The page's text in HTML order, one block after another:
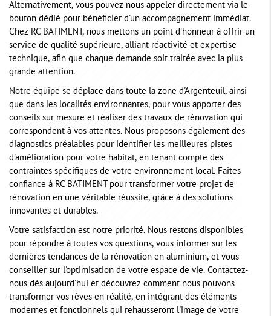
Alternativement, vous pouvez nous appeler directement via le
bouton dédié pour bénéficier d'un accompagnement immédiat.
Chez RC BATIMENT, nous mettons un point d'honneur à offrir un
service de qualité supérieure, alliant réactivité et expertise
technique, afin que chaque demande soit traitée avec la plus
grande attention.
Notre équipe se déplace dans toute la zone d'Argenteuil, ainsi
que dans les localités environnantes, pour vous apporter des
conseils sur mesure et réaliser des travaux de rénovation qui
correspondent à vos attentes. Nous proposons également des
diagnostics préalables pour identifier les meilleures pistes
d'amélioration pour votre habitat, en tenant compte des
contraintes spécifiques de votre environnement local. Faites
confiance à RC BATIMENT pour transformer votre projet de
rénovation en une véritable réussite, grâce à des solutions
innovantes et durables.
Votre satisfaction est notre priorité. Nous restons disponibles
pour répondre à toutes vos questions, vous informer sur les
dernières tendances de la rénovation en aluminium, et vous
conseiller sur l'optimisation de votre espace de vie. Contactez-
nous dès aujourd'hui et découvrez comment nous pouvons
transformer vos rêves en réalité, en intégrant des éléments
modernes et fonctionnels qui rehausseront l'image de votre